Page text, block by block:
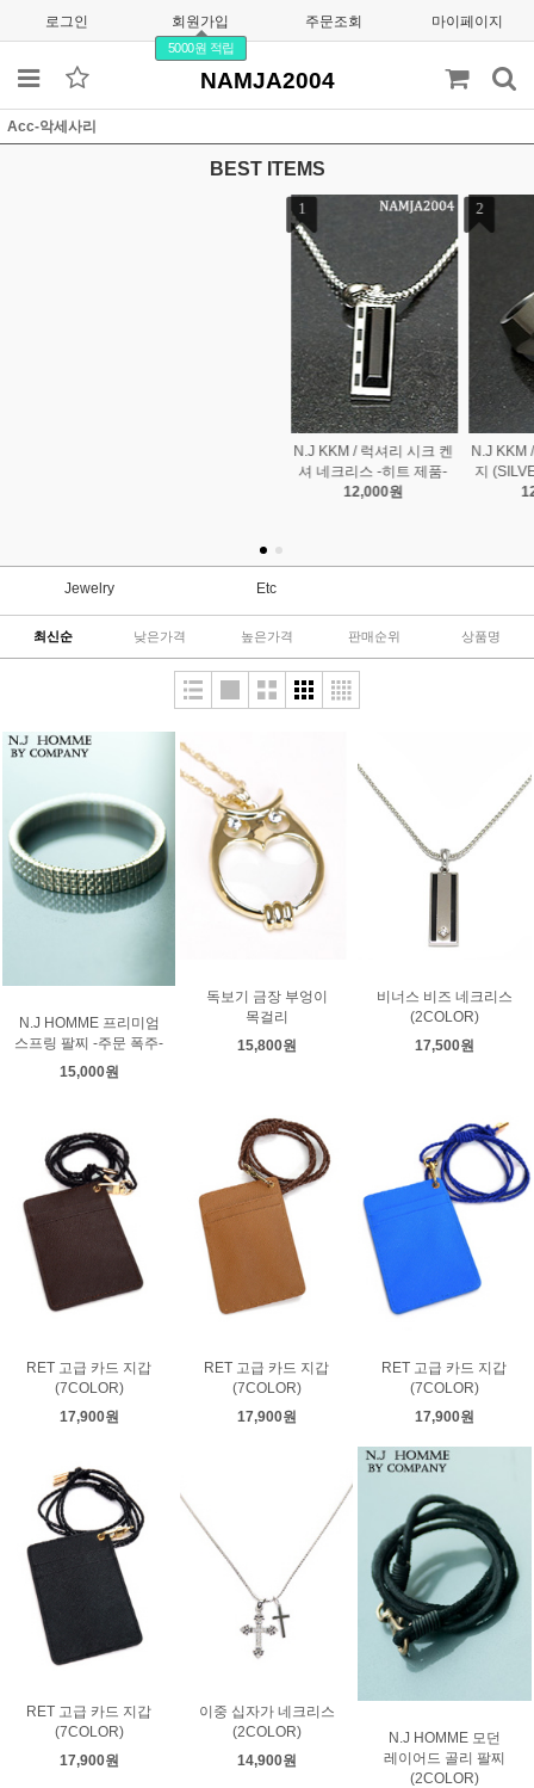
로그인 회원가입
5000원 적립
주문조회 마이페이지
NAMJA2004
Acc-악세사리
BEST ITEMS
N.J KKM / 코즈 럭셔리 반
지 (SILVER) -히트 제품-
uniusmore 소가죽 고급
카드 지갑 (22스타일)
19,800원
Jewelry Etc
최신순 낮은가격 높은가격 판매순위 상품명
N.J HOMME 프리미엄
스프링 팔찌 -주문 폭주-
15,000원
독보기 금장 부엉이
목걸리
15,800원
비너스 비즈 네크리스
(2COLOR)
17,500원
RET 고급 카드 지갑
(7COLOR)
17,900원
RET 고급 카드 지갑
(7COLOR)
17,900원
RET 고급 카드 지갑
(7COLOR)
17,900원
RET 고급 카드 지갑
(7COLOR)
17,900원
이중 십자가 네크리스
(2COLOR)
14,900원
N.J HOMME 모던
레이어드 골리 팔찌
(2COLOR)